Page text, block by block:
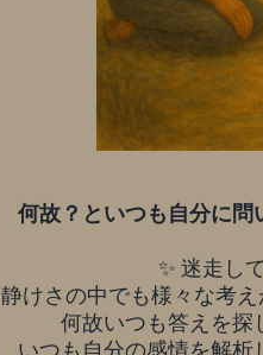
何故？といつも自分に問
✨ 迷走し
静けさの中でも様々な考
何故いつも答えを探
いつも自分の感情を解析